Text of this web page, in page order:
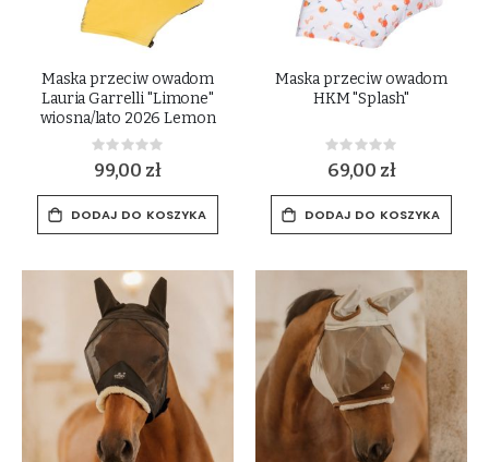
Maska przeciw owadom
Lauria Garrelli "Limone"
wiosna/lato 2026 Lemon
Rating:
0%
99,00 zł
DODAJ DO KOSZYKA
Maska przeciw owadom
HKM "Splash"
Rating:
0%
69,00 zł
DODAJ DO KOSZYKA